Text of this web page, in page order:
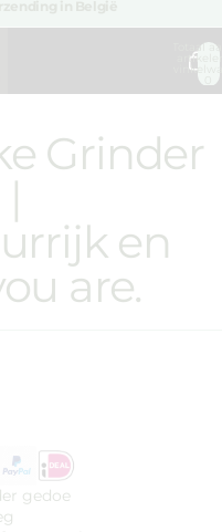
Totaal
Grinder
en
are.
gedoe